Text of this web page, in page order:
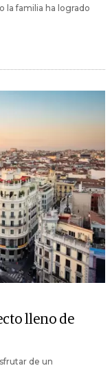
la familia ha logrado
lleno de
de un